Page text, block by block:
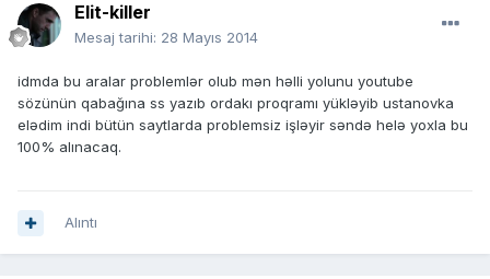
Elit-killer
Mesaj tarihi: 28 Mayıs 2014
idmda bu aralar problemlər olub mən həlli yolunu youtube
sözünün qabağına ss yazıb ordakı proqramı yükləyib ustanovka
elədim indi bütün saytlarda problemsiz işləyir səndə helə yoxla bu
100% alınacaq.
Alıntı